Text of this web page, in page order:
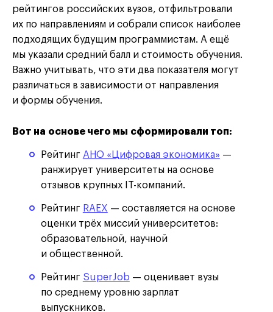
рейтингов российских вузов, отфильтровали
их по направлениям и собрали список наиболее
подходящих будущим программистам. А ещё
мы указали средний балл и стоимость обучения.
Важно учитывать, что эти два показателя могут
различаться в зависимости от направления
и формы обучения.
Вот на основе чего мы сформировали топ:
Рейтинг АНО «Цифровая экономика» —
ранжирует университеты на основе
отзывов крупных IT-компаний.
Рейтинг RAEX — составляется на основе
оценки трёх миссий университетов:
образовательной, научной
и общественной.
Рейтинг SuperJob — оценивает вузы
по среднему уровню зарплат
выпускников.